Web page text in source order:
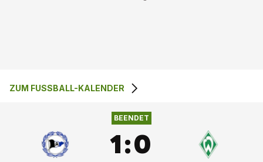
1 :0
ZUM FUSSBALL-KALENDER
BEENDET
1:0